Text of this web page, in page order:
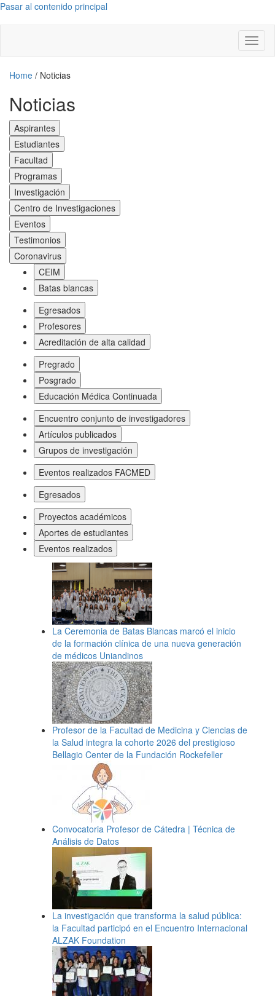
Pasar al contenido principal
Home / Noticias
Noticias
Aspirantes
Estudiantes
Facultad
Programas
Investigación
Centro de Investigaciones
Eventos
Testimonios
Coronavirus
CEIM
Batas blancas
Egresados
Profesores
Acreditación de alta calidad
Pregrado
Posgrado
Educación Médica Continuada
Encuentro conjunto de investigadores
Artículos publicados
Grupos de investigación
Eventos realizados FACMED
Egresados
Proyectos académicos
Aportes de estudiantes
Eventos realizados
La Ceremonia de Batas Blancas marcó el inicio
de la formación clínica de una nueva generación
de médicos Uniandinos
Profesor de la Facultad de Medicina y Ciencias de
la Salud integra la cohorte 2026 del prestigioso
Bellagio Center de la Fundación Rockefeller
Convocatoria Profesor de Cátedra | Técnica de
Análisis de Datos
La investigación que transforma la salud pública:
la Facultad participó en el Encuentro Internacional
ALZAK Foundation